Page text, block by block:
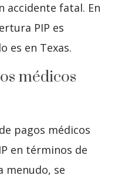
accidente fatal. En
PIP es
es en Texas.
médicos
pagos médicos
en términos de
menudo, se